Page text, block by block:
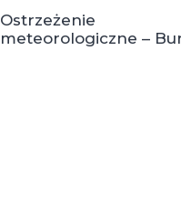
Ostrzeżenie
meteorologiczne –